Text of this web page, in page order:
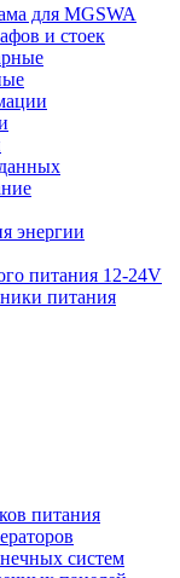
для MGSWA
и стоек
энергии
питания 12-24V
питания
питания
систем